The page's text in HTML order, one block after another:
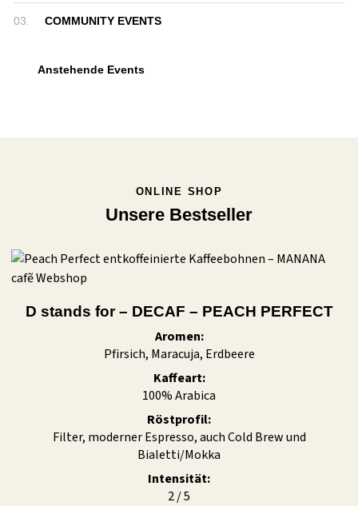
03. COMMUNITY EVENTS
Anstehende Events
ONLINE SHOP
Unsere Bestseller
D stands for – DECAF – PEACH PERFECT
Aromen:
Pfirsich, Maracuja, Erdbeere
Kaffeart:
100% Arabica
Röstprofil:
Filter, moderner Espresso, auch Cold Brew und
Bialetti/Mokka
Intensität:
2 / 5